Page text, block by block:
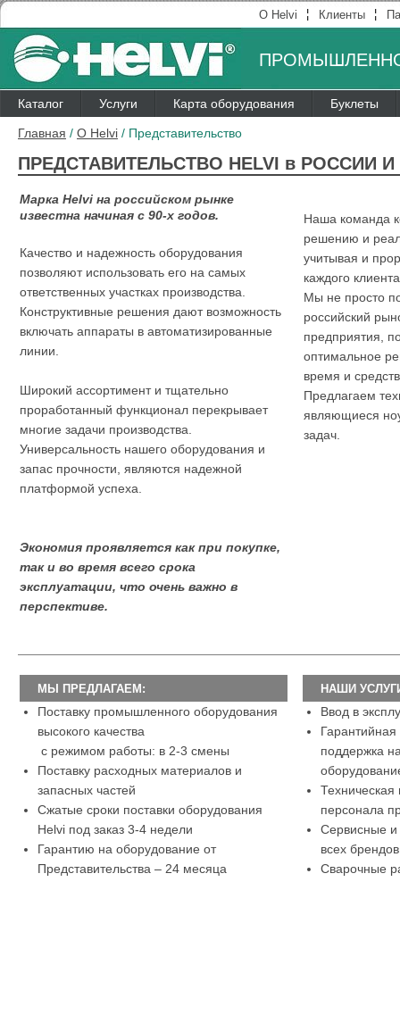
О Helvi ¦ Клиенты ¦
Каталог Услуги Карта оборудования Буклеты
Главная / О Helvi / Представительство
ПРЕДСТАВИТЕЛЬСТВО HELVI в РОССИИ И
Марка Helvi на российском рынке
известна начиная с 90-х годов.
Качество и надежность оборудования
позволяют использовать его на самых
ответственных участках производства.
Конструктивные решения дают возможность
включать аппараты в автоматизированные
линии.
Широкий ассортимент и тщательно
проработанный функционал перекрывает
многие задачи производства.
Универсальность нашего оборудования и
запас прочности, являются надежной
платформой успеха.
Экономия проявляется как при покупке,
так и во время всего срока
эксплуатации, что очень важно в
перспективе.
Наша команда
решению и
учитывая и
каждого
Мы не просто
российский
предприятия,
оптимальное
время и
Предлагаем
являющиеся
задач.
МЫ ПРЕДЛАГАЕМ:
Поставку промышленного оборудования
высокого качества
с режимом работы: в 2-3 смены
Поставку расходных материалов и
запасных частей
Сжатые сроки поставки оборудования
Helvi под заказ 3-4 недели
Гарантию на оборудование от
Представительства – 24 месяца
НАШИ
Ввод в
Гарантийная
поддержка
персонала
Сервисные
всех
Сварочные